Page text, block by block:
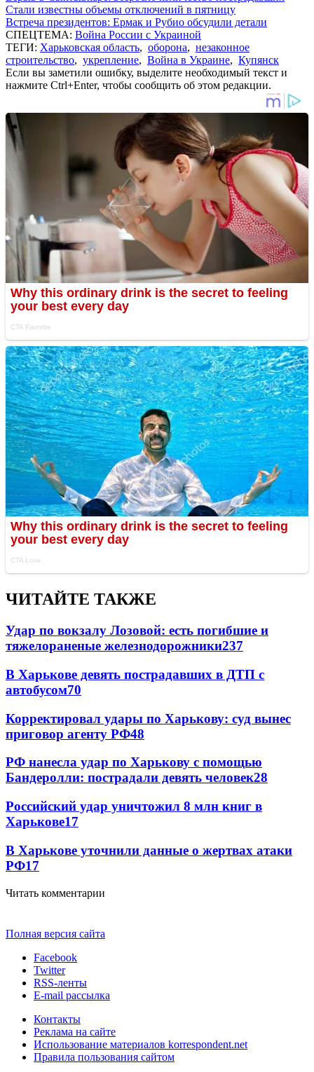
Стали известны объемы отключений в пятницу
Встреча президентов: Ермак и Рубио обсудили детали
СПЕЦТЕМА: Война России с Украиной
ТЕГИ: Харьковская область, оборона, незаконное
строительство, укрепление, Война в Украине, Купянск
Если вы заметили ошибку, выделите необходимый текст и
нажмите Ctrl+Enter, чтобы сообщить об этом редакции.
ЧИТАЙТЕ ТАКЖЕ
Удар по вокзалу Лозовой: есть погибшие и
тяжелораненые железнодорожники237
В Харькове девять пострадавших в ДТП с
автобусом70
Корректировал удары по Харькову: суд вынес
приговор агенту РФ48
РФ нанесла удар по Харькову с помощью
Бандеролли: пострадали девять человек28
Российский удар уничтожил 8 млн книг в
Харькове17
В Харькове уточнили данные о жертвах атаки
РФ17
Читать комментарии
Полная версия сайта
Facebook
Twitter
RSS-ленты
E-mail рассылка
Контакты
Реклама на сайте
Использование материалов korrespondent.net
Правила пользования сайтом